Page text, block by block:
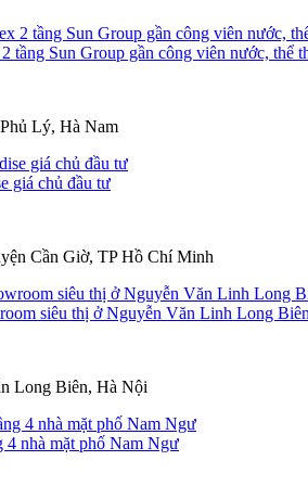
tầng Sun Group gần công viên nước, thể
Lý, Hà Nam
giá chủ đầu tư
Cần Giờ, TP Hồ Chí Minh
siêu thị ở Nguyễn Văn Linh Long Biên
Long Biên, Hà Nội
4 nhà mặt phố Nam Ngư